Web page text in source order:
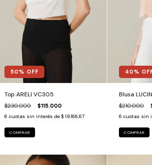
50% OFF
Top ARELI VC305
$230.000 $115.000
6 cuotas sin interés de $ 19.166,67
COMPRAR
40%
Blusa
$210.000
6 cuotas sin
COMPRAR